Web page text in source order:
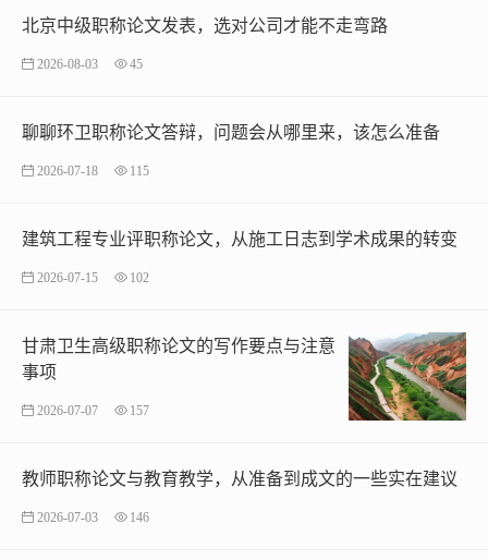
北京中级职称论文发表，选对公司才能不走弯路
2026-08-03 45
聊聊环卫职称论文答辩，问题会从哪里来，该怎么准备
2026-07-18 115
建筑工程专业评职称论文，从施工日志到学术成果的转变
2026-07-15 102
甘肃卫生高级职称论文的写作要点与注意
事项
2026-07-07 157
教师职称论文与教育教学，从准备到成文的一些实在建议
2026-07-03 146